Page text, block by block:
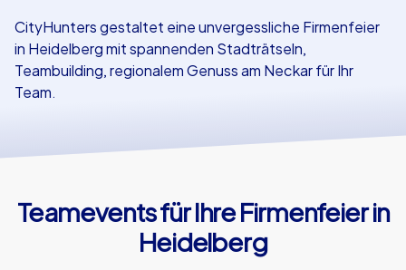
CityHunters gestaltet eine unvergessliche Firmenfeier
in Heidelberg mit spannenden Stadträtseln,
Teambuilding, regionalem Genuss am Neckar für Ihr
Team.
Teamevents für Ihre Firmenfeier in
Heidelberg